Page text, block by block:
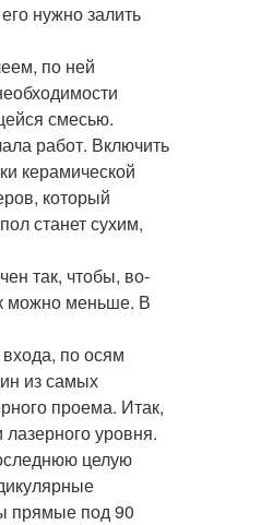
нужно залить
по ней
смесью.
работ. Включить
керамической
который
станет сухим,
так, чтобы, во-
можно меньше. В
по осям
из самых
проема. Итак,
уровня.
целую
прямые под 90